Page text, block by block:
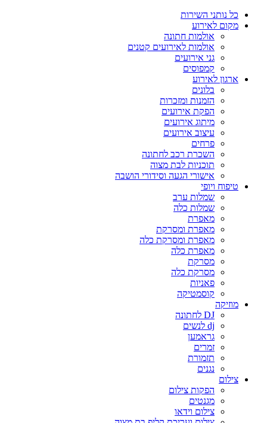
כל נותני השירות
מקום לאירוע
אולמות חתונה
אולמות לאירועים קטנים
גני אירועים
קמפוסים
ארגון לאירוע
בלונים
הזמנות ומזכרות
הפקת אירועים
מיתוג אירועים
עיצוב אירועים
פרחים
השכרת רכב לחתונה
תוכניות לבת מצוה
אישורי הגעה וסידורי הושבה
טיפוח ויופי
שמלות ערב
שמלות כלה
מאפרת
מאפרת ומסרקת
מאפרת ומסרקת כלה
מאפרת כלה
מסרקת
מסרקת כלה
פאניות
קוסמטיקה
מוזיקה
DJ לחתונה
dj לנשים
גראמען
זמרים
תזמורת
נגנים
צילום
הפקות צילום
מגנטים
צילום וידאו